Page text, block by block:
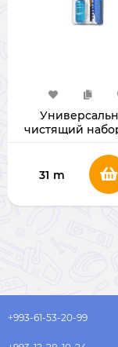
чистящий
31 m
+993-61-53-20-99